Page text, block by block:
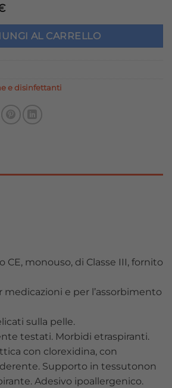
Il
prezzo
attuale
è:
AL CARRELLO
e disinfettanti
CE, monouso, di Classe III, fornito
e per l’assorbimento
sulla pelle.
testati. Morbidi etraspiranti.
con clorexidina, con
Supporto in tessutonon
Adesivo ipoallergenico.